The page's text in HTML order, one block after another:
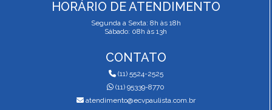
HORÁRIO DE ATENDIMENTO
Segunda a Sexta: 8h às 18h
Sábado: 08h às 13h
CONTATO
(11) 5524-2525
(11) 95339-8770
atendimento@ecvpaulista.com.br